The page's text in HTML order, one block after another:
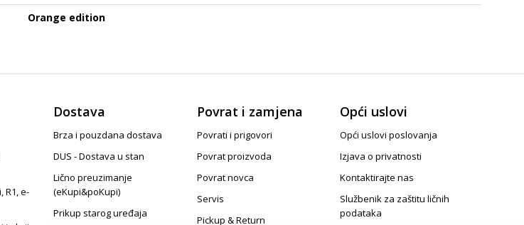
Orange edition
R1, e-
Dostava
Brza i pouzdana dostava
DUS - Dostava u stan
Lično preuzimanje
(eKupi&poKupi)
Prikup starog uređaja
Povrat i zamjena
Povrati i prigovori
Povrat proizvoda
Povrat novca
Servis
Pickup & Return
Opći uslovi
Opći uslovi poslovanja
Izjava o privatnosti
Kontaktirajte nas
Službenik za zaštitu ličnih
podataka